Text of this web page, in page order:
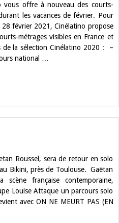
vous offre à nouveau des courts-
les vacances de février. Pour
28 février 2021, Cinélatino propose
métrages visibles en France et
de la sélection Cinélatino 2020 : –
national …
Roussel, sera de retour en solo
Bikini, près de Toulouse. Gaëtan
française contemporaine,
Louise Attaque un parcours solo
avec ON NE MEURT PAS (EN